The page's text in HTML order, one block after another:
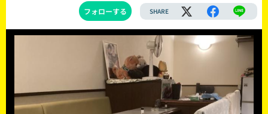
フォローする SHARE